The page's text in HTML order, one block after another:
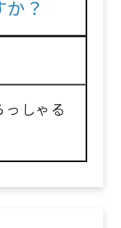
？
しゃる